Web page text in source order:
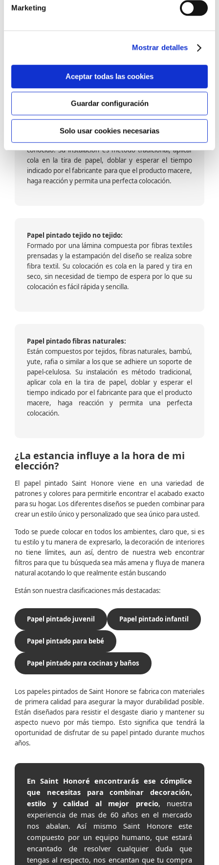
Marketing
Mostrar detalles
Aceptar todas las cookies
Guardar configuración
Solo usar cookies necesarias
barniz multiadherente en base agua. En zonas de
fuegos, se recomienda proteger con placas, silestone,
dado que el frotar en exceso dañaría el papel. Su
colocación es cola en la pared y tira en seco, sin
colocación es fácil rápida y sencilla.
Papel pintado calidad papel:
Formado por una capa de papel sobre un soporte de
conocido. Su instalación es método tradicional, aplicar
cola en la tira de papel, doblar y esperar el tiempo
indicado por el fabricante para que el producto macere,
haga reacción y permita una perfecta colocación.
Papel pintado tejido no tejido:
Formado por una lámina compuesta por fibras textiles
prensadas y la estampación del diseño se realiza sobre
fibra textil. Su colocación es cola en la pared y tira en
seco, sin necesidad de tiempo de espera por lo que su
colocación es fácil rápida y sencilla.
Papel pintado fibras naturales:
Están compuestos por tejidos, fibras naturales, bambú,
yute, rafia o similar a los que se adhiere un soporte de
papel-celulosa. Su instalación es método tradicional,
aplicar cola en la tira de papel, doblar y esperar el
tiempo indicado por el fabricante para que el producto
macere, haga reacción y permita una perfecta
colocación.
¿La estancia influye a la hora de mi
elección?
El papel pintado Saint Honore viene en una variedad de
patrones y colores para permitirle encontrar el acabado exacto
para su hogar. Los diferentes diseños se pueden combinar para
crear un estilo único y personalizado que sea único para usted.
Todo se puede colocar en todos los ambientes, claro que, si es
tu estilo y tu manera de expresarlo, la decoración de interiores
no tiene límites, aun así, dentro de nuestra web encontrar
filtros para que tu búsqueda sea más amena y fluya de manera
natural acotando lo que realmente están buscando
Están son nuestra clasificaciones más destacadas:
Papel pintado juvenil Papel pintado infantil
Papel pintado para bebé
Papel pintado para cocinas y baños
Los papeles pintados de Saint Honore se fabrica con materiales
de primera calidad para asegurar la mayor durabilidad posible.
Están diseñados para resistir el desgaste diario y mantener su
aspecto nuevo por más tiempo. Esto significa que tendrá la
oportunidad de disfrutar de su papel pintado durante muchos
años.
En Saint Honoré encontrarás ese cómplice
que necesitas para combinar decoración,
estilo y calidad al mejor precio, nuestra
experiencia de mas de 60 años en el mercado
nos abalan. Así mismo Saint Honore este
compuesto por un equipo humano, que estará
encantado de resolver cualquier duda que
tengas al respecto, nos encantan que tu compra